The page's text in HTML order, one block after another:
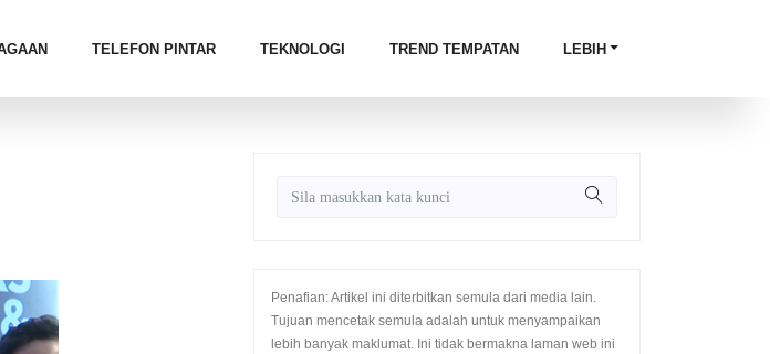
TELEFON PINTAR TEKNOLOGI TREND TEMPATAN LEBIH
Penafian: Artikel ini diterbitkan semula dari media lain.
Tujuan mencetak semula adalah untuk menyampaikan
lebih banyak maklumat. Ini tidak bermakna laman web ini